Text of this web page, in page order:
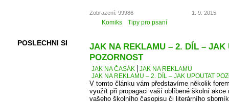
POSLECHNI SI
Zobrazení: 99986 1. 9. 2015
Komiks Tipy pro psaní
JAK NA REKLAMU – 2. DÍL – JAK
POZORNOST
JAK NA ČASÁK
JAK NA REKLAMU
JAK NA REKLAMU – 2. DÍL – JAK UPOUTAT
V tomto článku vám představíme několik
využít při propagaci vaší oblíbené školní akce
vašeho školního časopisu či literárního